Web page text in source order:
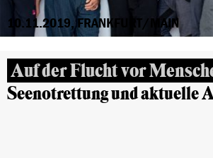
10.11.2019, FRANKFURT/MAIN
Auf der Flucht vor
Seenotrettung und aktuelle